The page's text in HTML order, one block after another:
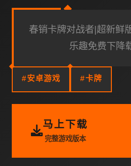
春销卡牌对战者|超新鲜
乐趣免费下降
#安卓游戏 #卡牌
马上下载
完整游戏版本